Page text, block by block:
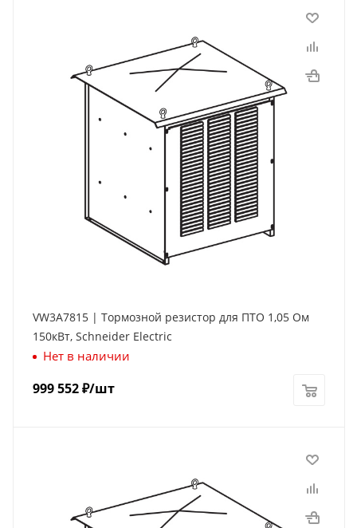
VW3A7815 | Тормозной резистор для ПТО 1,05 Ом
150кВт, Schneider Electric
Нет в наличии
999 552₽/шт